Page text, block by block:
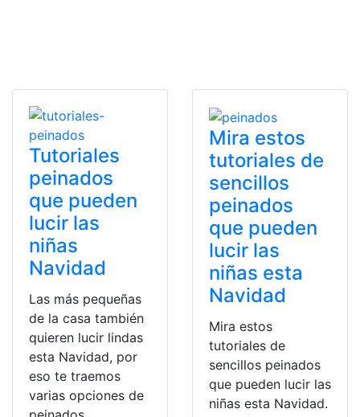
Tutoriales
peinados
que pueden
lucir las
niñas
Navidad
Las más pequeñas
de la casa también
quieren lucir lindas
esta Navidad, por
eso te traemos
varias opciones de
Mira estos
tutoriales de
sencillos
peinados
que pueden
lucir las
niñas esta
Navidad
Mira estos
tutoriales de
sencillos peinados
que pueden lucir las
niñas esta Navidad.